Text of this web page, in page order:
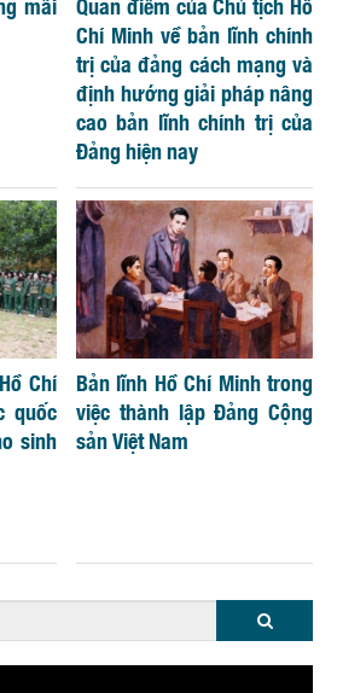
Chí Minh về bản lĩnh chính
trị của đảng cách mạng và
định hướng giải pháp nâng
cao bản lĩnh chính trị của
Đảng hiện nay
Chí
quốc
sinh
Bản lĩnh Hồ Chí Minh trong
việc thành lập Đảng Cộng
sản Việt Nam